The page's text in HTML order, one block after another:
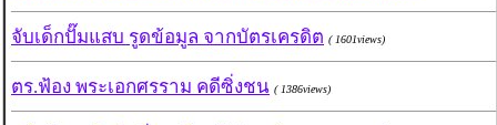
จับเด็กปั๊มแสบ รูดข้อมูล จากบัตรเครดิต ( 1601views)
ตร.ฟ้อง พระเอกศรราม คดีซิ่งชน ( 1386views)